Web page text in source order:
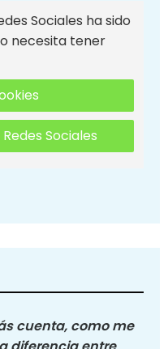
Sociales ha sido
necesita tener
Sociales
cuenta, como me